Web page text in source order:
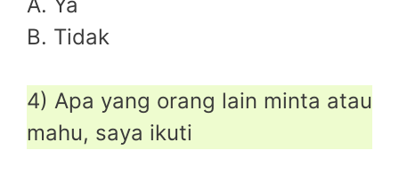
B. Tidak
4) Apa yang orang lain minta atau
mahu, saya ikuti